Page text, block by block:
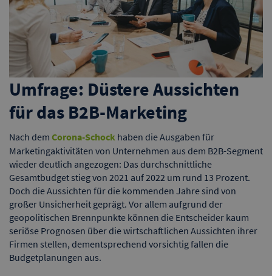
Umfrage: Düstere Aussichten
für das B2B-Marketing
Nach dem Corona-Schock haben die Ausgaben für
Marketingaktivitäten von Unternehmen aus dem B2B-Segment
wieder deutlich angezogen: Das durchschnittliche
Gesamtbudget stieg von 2021 auf 2022 um rund 13 Prozent.
Doch die Aussichten für die kommenden Jahre sind von
großer Unsicherheit geprägt. Vor allem aufgrund der
geopolitischen Brennpunkte können die Entscheider kaum
seriöse Prognosen über die wirtschaftlichen Aussichten ihrer
Firmen stellen, dementsprechend vorsichtig fallen die
Budgetplanungen aus.